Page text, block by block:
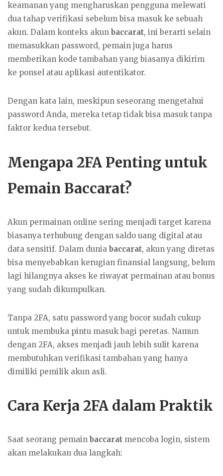
keamanan yang mengharuskan pengguna melewati
dua tahap verifikasi sebelum bisa masuk ke sebuah
akun. Dalam konteks akun baccarat, ini berarti selain
memasukkan password, pemain juga harus
memberikan kode tambahan yang biasanya dikirim
ke ponsel atau aplikasi autentikator.
Dengan kata lain, meskipun seseorang mengetahui
password Anda, mereka tetap tidak bisa masuk tanpa
faktor kedua tersebut.
Mengapa 2FA Penting untuk
Pemain Baccarat?
Akun permainan online sering menjadi target karena
biasanya terhubung dengan saldo uang digital atau
data sensitif. Dalam dunia baccarat, akun yang diretas
bisa menyebabkan kerugian finansial langsung, belum
lagi hilangnya akses ke riwayat permainan atau bonus
yang sudah dikumpulkan.
Tanpa 2FA, satu password yang bocor sudah cukup
untuk membuka pintu masuk bagi peretas. Namun
dengan 2FA, akses menjadi jauh lebih sulit karena
membutuhkan verifikasi tambahan yang hanya
dimiliki pemilik akun asli.
Cara Kerja 2FA dalam Praktik
Saat seorang pemain baccarat mencoba login, sistem
akan melakukan dua langkah: